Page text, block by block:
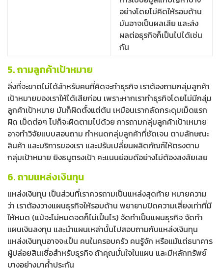
อย่างโดยไม่คิดให้รอบด้าน
มันอาจเป็นผลเสีย และส่ง
ผลต่อธุรกิจก็เป็นไปได้เช่น
กัน
5. ถามลูกค้าเป้าหมาย
สิ่งที่จะขาดไม่ได้สำหรับคนที่คิดจะทำธุรกิจ เราต้องถามกลุ่มลูกค้า
เป้าหมายของเราให้ได้เสียก่อน เพราะหากเราทำธุรกิจโดยไม่มีกลุ่ม
ลูกค้าเป้าหมาย มันก็ผิดตั้งแต่ต้น เหมือนเรากลัดกระดุมเม็ดแรก
ผิด เม็ดต่อๆ ไปก็จะผิดตามไปด้วย การถามกลุ่มลูกค้าเป้าเหมาย
อาจทำวิจัยแบบสอบถาม กำหนดกลุ่มลูกค้าที่ชัดเจน ตามลักษณะ
สินค้า และบริการของเรา และปรับเปลี่ยนผลิตภัณฑ์ให้ตรงตาม
กลุ่มเป้าหมาย ยิงธนูตรงเป้า คะแนนย่อมดีอย่างไม่ต้องสงสัยเลย
6. ถามแหล่งเงินทุน
แหล่งเงินทุน เป็นส่วนที่เราควรถามเป็นแหล่งสุดท้าย หมายความ
ว่า เราต้องวางแผนธุรกิจให้รอบด้าน พยายามปิดความเสี่ยงเท่าที่มี
ให้หมด (แม้จะไม่หมดจดก็ไม่เป็นไร) จัดทำเป็นแผนธุรกิจ จัดทำ
แผนเงินลงทุน และนำแผนเหล่านั้นไปสอบถามกับแหล่งเงินทุน
แหล่งเงินทุนอาจจะเป็น คนในครอบครัว คนรู้จัก หรือแม้แต่ธนาคาร
ผู้ปล่อยสินเชื่อสำหรับธุรกิจ ถ้าคุณมั่นใจในแผน และมีหลักทรัพย์
บางอย่างมาค้ำประกัน